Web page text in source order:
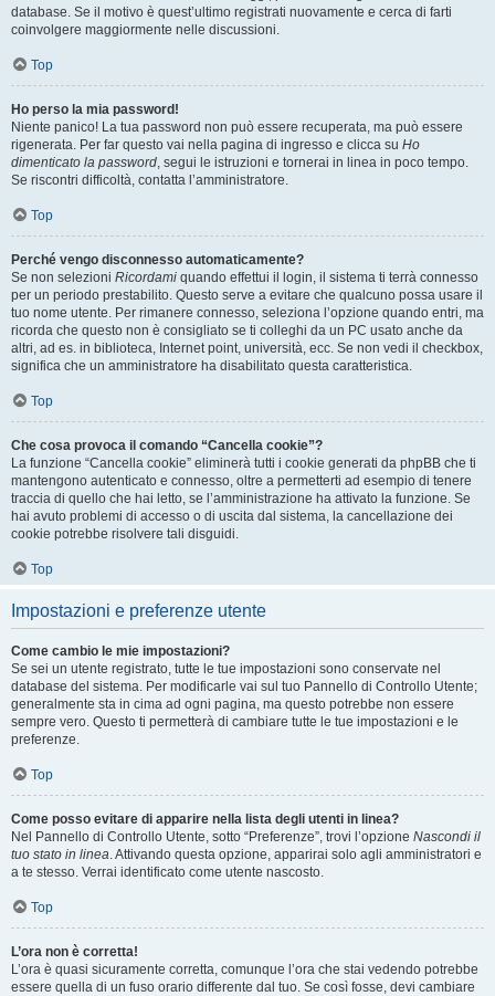
database. Se il motivo è quest’ultimo registrati nuovamente e cerca di farti
coinvolgere maggiormente nelle discussioni.
Top
Ho perso la mia password!
Niente panico! La tua password non può essere recuperata, ma può essere
rigenerata. Per far questo vai nella pagina di ingresso e clicca su Ho
dimenticato la password, segui le istruzioni e tornerai in linea in poco tempo.
Se riscontri difficoltà, contatta l’amministratore.
Top
Perché vengo disconnesso automaticamente?
Se non selezioni Ricordami quando effettui il login, il sistema ti terrà connesso
per un periodo prestabilito. Questo serve a evitare che qualcuno possa usare il
tuo nome utente. Per rimanere connesso, seleziona l’opzione quando entri, ma
ricorda che questo non è consigliato se ti colleghi da un PC usato anche da
altri, ad es. in biblioteca, Internet point, università, ecc. Se non vedi il checkbox,
significa che un amministratore ha disabilitato questa caratteristica.
Top
Che cosa provoca il comando “Cancella cookie”?
La funzione “Cancella cookie” eliminerà tutti i cookie generati da phpBB che ti
mantengono autenticato e connesso, oltre a permetterti ad esempio di tenere
traccia di quello che hai letto, se l’amministrazione ha attivato la funzione. Se
hai avuto problemi di accesso o di uscita dal sistema, la cancellazione dei
cookie potrebbe risolvere tali disguidi.
Top
Impostazioni e preferenze utente
Come cambio le mie impostazioni?
Se sei un utente registrato, tutte le tue impostazioni sono conservate nel
database del sistema. Per modificarle vai sul tuo Pannello di Controllo Utente;
generalmente sta in cima ad ogni pagina, ma questo potrebbe non essere
sempre vero. Questo ti permetterà di cambiare tutte le tue impostazioni e le
preferenze.
Top
Come posso evitare di apparire nella lista degli utenti in linea?
Nel Pannello di Controllo Utente, sotto “Preferenze”, trovi l’opzione Nascondi il
tuo stato in linea. Attivando questa opzione, apparirai solo agli amministratori e
a te stesso. Verrai identificato come utente nascosto.
Top
L’ora non è corretta!
L’ora è quasi sicuramente corretta, comunque l’ora che stai vedendo potrebbe
essere quella di un fuso orario differente dal tuo. Se così fosse, devi cambiare